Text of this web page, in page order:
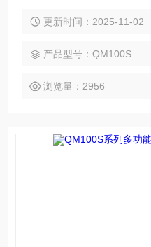
合用于生物细胞破壁以及
几秒钟之内可靠完成研磨、
更新时间：2025-11-02
产品型号：QM100S
浏览量：2956